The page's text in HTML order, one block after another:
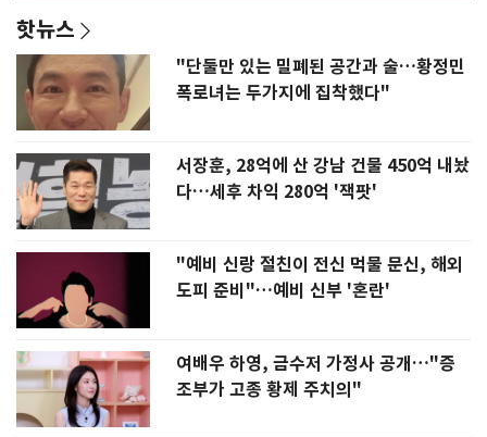
핫뉴스
"단둘만 있는 밀폐된 공간과 술…황정민
폭로녀는 두가지에 집착했다"
서장훈, 28억에 산 강남 건물 450억 내놨
다…세후 차익 280억 '잭팟'
"예비 신랑 절친이 전신 먹물 문신, 해외
도피 준비"…예비 신부 '혼란'
여배우 하영, 금수저 가정사 공개…"증
조부가 고종 황제 주치의"